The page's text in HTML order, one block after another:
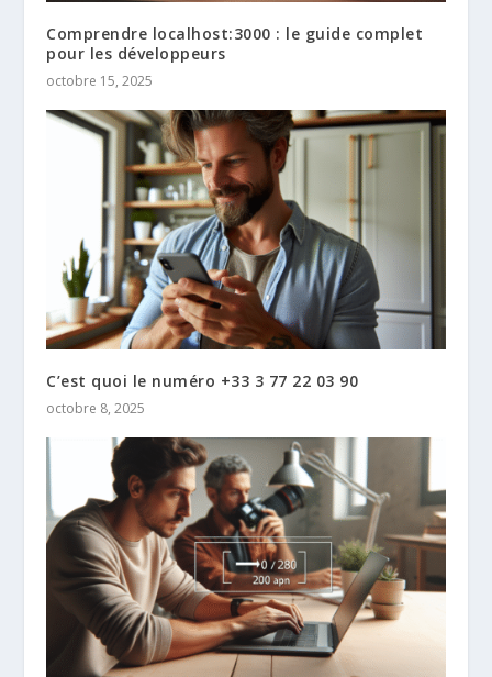
Comprendre localhost:3000 : le guide complet
pour les développeurs
octobre 15, 2025
C’est quoi le numéro +33 3 77 22 03 90
octobre 8, 2025